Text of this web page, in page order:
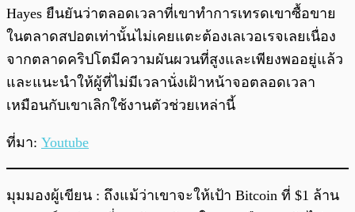
Hayes ยืนยันว่าตลอดเวลาที่เขาทำการเทรดเขาซื้อขาย
ในตลาดสปอตเท่านั้นไม่เคยแตะต้องเลเวอเรจเลยเนื่อง
จากตลาดคริปโตมีความผันผวนที่สูงและเพียงพออยู่แล้ว
และแนะนำให้ผู้ที่ไม่มีเวลานั่งเฝ้าหน้าจอตลอดเวลา
เหมือนกับเขาเลิกใช้งานตัวช่วยเหล่านี้
ที่มา: Youtube
มุมมองผู้เขียน : ถึงแม้ว่าเขาจะให้เป้า Bitcoin ที่ $1 ล้าน